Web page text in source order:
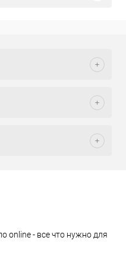
online - все что нужно для